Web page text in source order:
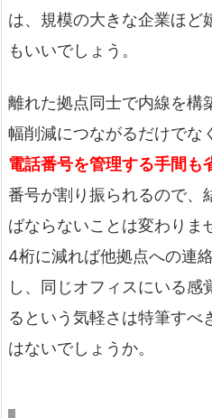
は、規模の大きな企業ほど
もいいでしょう。
離れた拠点同士で内線を構
幅削減につながるだけでな
電話番号を管理する手間も
番号が割り振られるので、
ばならないことは変わりま
4桁に減れば他拠点への連
し、同じオフィスにいる感
るという気軽さは特筆すべ
はないでしょうか。